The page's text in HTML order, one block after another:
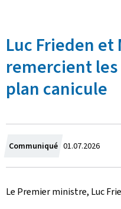
lLuc Frieden et
remercient
plan canicule
Communiqué C
r
é
01.07.2026
Le Premier ministre, Luc